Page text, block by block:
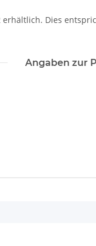
Dies
Angaben zur